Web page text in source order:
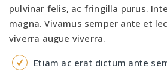
pulvinar felis, ac fringilla purus.
magna. Vivamus semper ante et
viverra augue viverra.
Etiam ac erat dictum ante